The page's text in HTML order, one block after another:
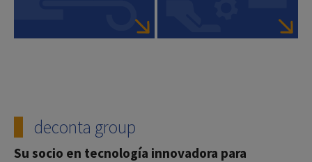
deconta group
Su socio en tecnología innovadora para